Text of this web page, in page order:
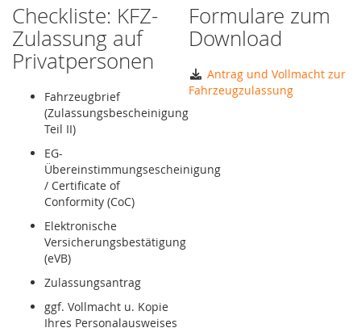
Checkliste: KFZ-
Zulassung auf
Privatpersonen
Fahrzeugbrief
(Zulassungsbescheinigung
Teil II)
EG-
Übereinstimmungsescheinigung
/ Certificate of
Conformity (CoC)
Elektronische
Versicherungsbestätigung
(eVB)
Zulassungsantrag
ggf. Vollmacht u. Kopie
Ihres Personalausweises
Formulare zum
Download
Antrag und Vollmacht zur
Fahrzeugzulassung